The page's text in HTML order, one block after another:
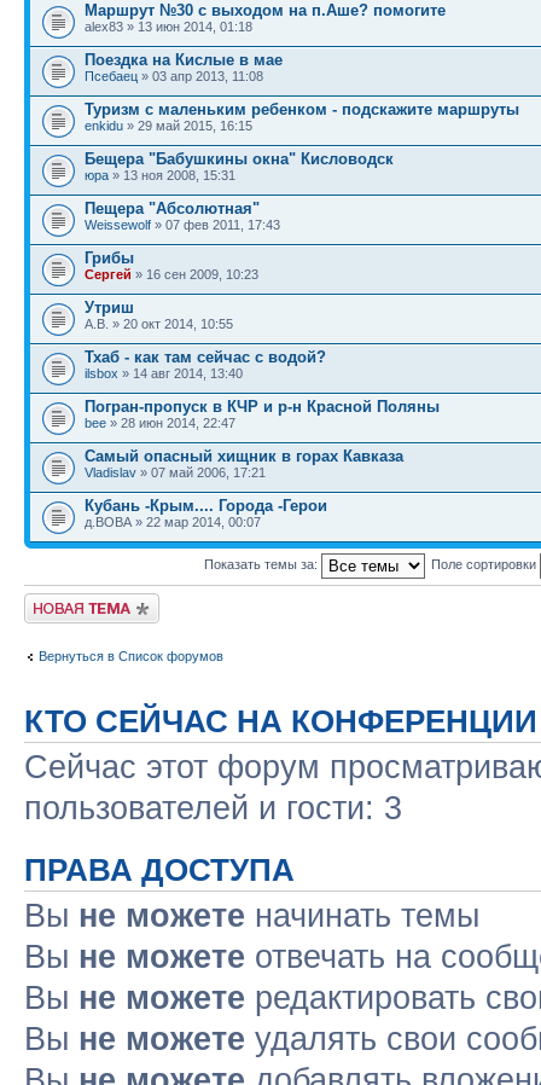
Маршрут №30 с выходом на п.Аше? помогите
alex83 » 13 июн 2014, 01:18
Поездка на Кислые в мае
Псебаец » 03 апр 2013, 11:08
Туризм с маленьким ребенком - подскажите маршруты
enkidu » 29 май 2015, 16:15
Бещера "Бабушкины окна" Кисловодск
юра » 13 ноя 2008, 15:31
Пещера "Абсолютная"
Weissewolf » 07 фев 2011, 17:43
Грибы
Сергей » 16 сен 2009, 10:23
Утриш
А.В. » 20 окт 2014, 10:55
Тхаб - как там сейчас с водой?
ilsbox » 14 авг 2014, 13:40
Погран-пропуск в КЧР и р-н Красной Поляны
bee » 28 июн 2014, 22:47
Самый опасный хищник в горах Кавказа
Vladislav » 07 май 2006, 17:21
Кубань -Крым.... Города -Герои
д.ВОВА » 22 мар 2014, 00:07
Показать темы за: Поле сортировки
Новая тема
Вернуться в Список форумов
КТО СЕЙЧАС НА КОНФЕРЕНЦИИ
Сейчас этот форум
пользователей и гости: 3
ПРАВА ДОСТУПА
Вы не можете начинать темы
Вы не можете отвечать на
Вы не можете редактировать
Вы не можете удалять свои